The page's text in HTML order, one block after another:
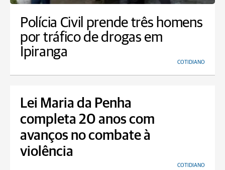
Polícia Civil prende três homens
por tráfico de drogas em
Ipiranga
COTIDIANO
Lei Maria da Penha
completa 20 anos com
avanços no combate à
violência
COTIDIANO